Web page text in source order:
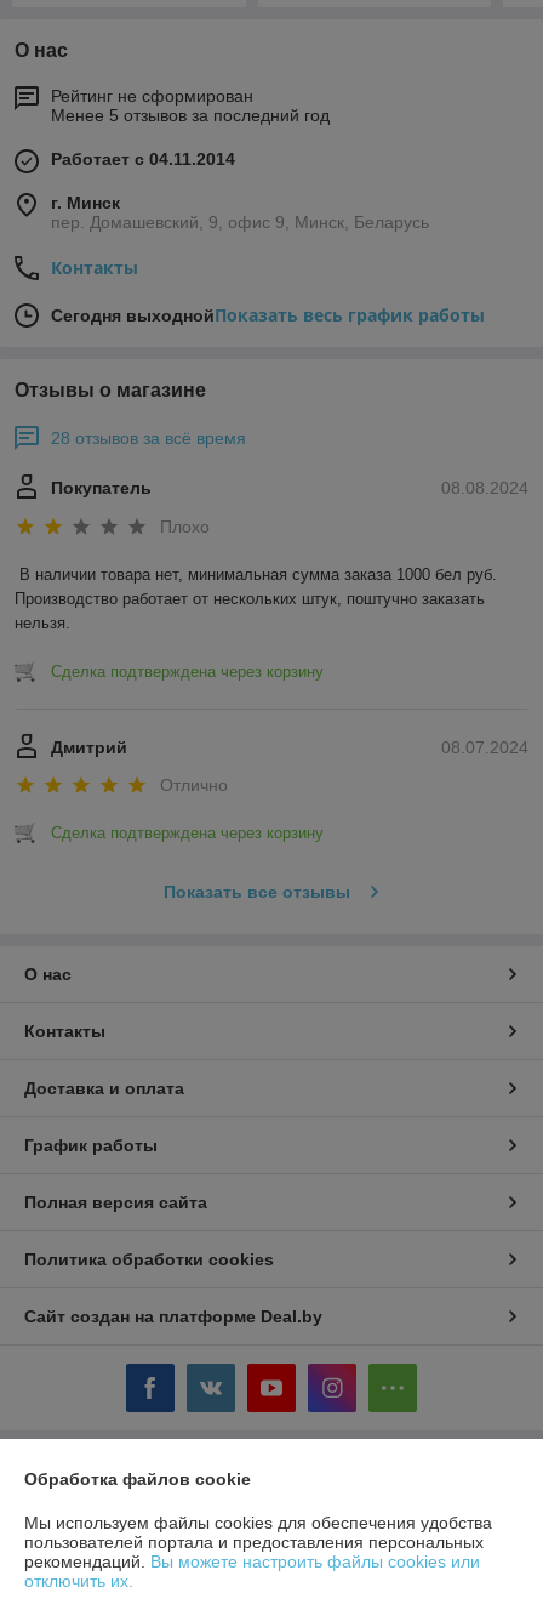
О нас
Рейтинг не сформирован
Менее 5 отзывов за последний год
Работает с 04.11.2014
г. Минск
пер. Домашевский, 9, офис 9, Минск, Беларусь
Контакты
Сегодня выходнойПоказать весь график работы
Отзывы о магазине
28 отзывов за всё время
08.08.2024
Покупатель
Плохо
В наличии товара нет, минимальная сумма заказа 1000 бел руб.
Производство работает от нескольких штук, поштучно заказать
нельзя.
Сделка подтверждена через корзину
08.07.2024
Дмитрий
Отлично
Сделка подтверждена через корзину
Показать все отзывы
О нас
Контакты
Доставка и оплата
График работы
Полная версия сайта
Политика обработки cookies
Сайт создан на платформе Deal.by
Информация для покупателя
Юридическое лицо:ЧТУП «БелТоргХолод»
220036, Республика Беларусь, г.Минск, пер. Домашевский, 9-9
Регистрационный номер ЕГР: 190859074
Обработка файлов cookie
Мы используем файлы cookies для обеспечения удобства
пользователей портала и предоставления персональных
рекомендаций. Вы можете настроить файлы cookies или
отключить их.